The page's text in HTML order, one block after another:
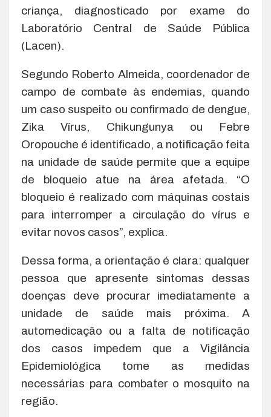
criança, diagnosticado por exame do
Laboratório Central de Saúde Pública
(Lacen).
Segundo Roberto Almeida, coordenador de
campo de combate às endemias, quando
um caso suspeito ou confirmado de dengue,
Zika Vírus, Chikungunya ou Febre
Oropouche é identificado, a notificação feita
na unidade de saúde permite que a equipe
de bloqueio atue na área afetada. “O
bloqueio é realizado com máquinas costais
para interromper a circulação do vírus e
evitar novos casos”, explica.
Dessa forma, a orientação é clara: qualquer
pessoa que apresente sintomas dessas
doenças deve procurar imediatamente a
unidade de saúde mais próxima. A
automedicação ou a falta de notificação
dos casos impedem que a Vigilância
Epidemiológica tome as medidas
necessárias para combater o mosquito na
região.